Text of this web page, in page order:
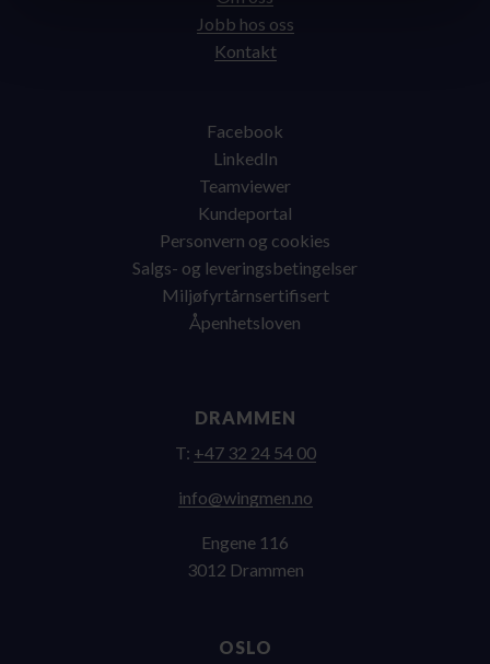
Jobb hos oss
Kontakt
Facebook
LinkedIn
Teamviewer
Kundeportal
Personvern og cookies
Salgs- og leveringsbetingelser
Miljøfyrtårnsertifisert
Åpenhetsloven
DRAMMEN
T: +47 32 24 54 00
on.nemgniw@ofni
Engene 116
3012 Drammen
OSLO